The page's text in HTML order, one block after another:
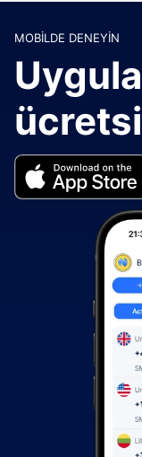
MOBILDE DENEYIN